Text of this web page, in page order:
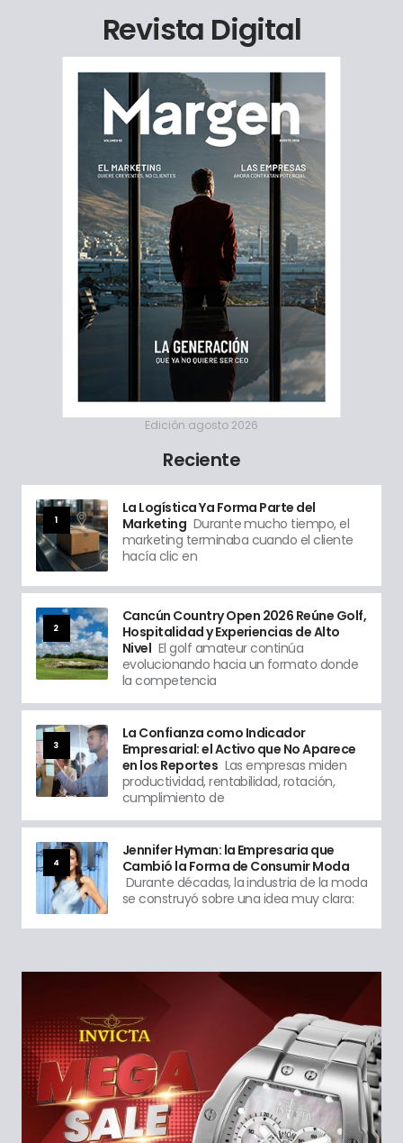
Revista Digital
Edición agosto 2026
Reciente
1
La Logística Ya Forma Parte del
Marketing Durante mucho tiempo, el
marketing terminaba cuando el cliente
hacía clic en
2
Cancún Country Open 2026 Reúne Golf,
Hospitalidad y Experiencias de Alto
Nivel El golf amateur continúa
evolucionando hacia un formato donde
la competencia
3
La Confianza como Indicador
Empresarial: el Activo que No Aparece
en los Reportes Las empresas miden
productividad, rentabilidad, rotación,
cumplimiento de
4
Jennifer Hyman: la Empresaria que
Cambió la Forma de Consumir Moda
Durante décadas, la industria de la moda
se construyó sobre una idea muy clara: